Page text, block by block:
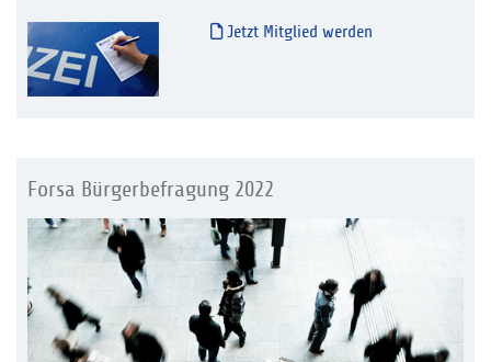
Jetzt Mitglied werden
Forsa Bürgerbefragung 2022